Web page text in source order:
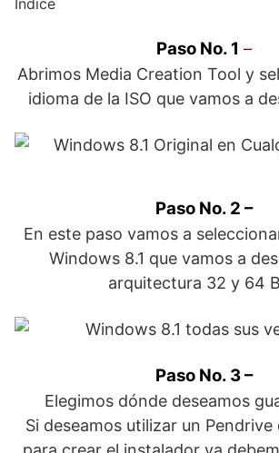
Índice
Paso No. 1 –
Abrimos Media Creation Tool y
idioma de la ISO que vamos a
Paso No. 2 –
En este paso vamos a
Windows 8.1 que vamos a
arquitectura 32 y 64
Paso No. 3 –
Elegimos dónde deseamos
Si deseamos utilizar un